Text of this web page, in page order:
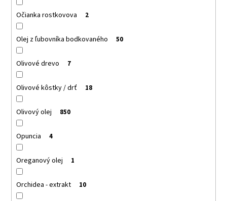
Očianka rostkovova 2
Olej z ľubovníka bodkovaného 50
Olivové drevo 7
Olivové kôstky / drť 18
Olivový olej 850
Opuncia 4
Oreganový olej 1
Orchidea - extrakt 10